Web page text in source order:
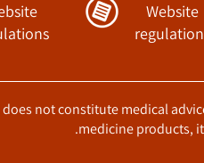
Website
not constitute medical
medicine products,